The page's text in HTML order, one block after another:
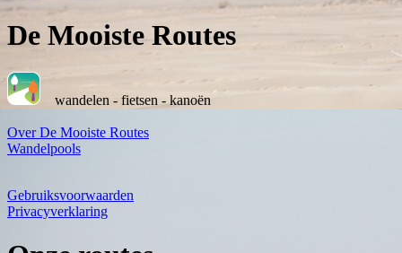
De Mooiste Routes
wandelen - fietsen - kanoën
Over De Mooiste Routes
Wandelpools
Gebruiksvoorwaarden
Privacyverklaring